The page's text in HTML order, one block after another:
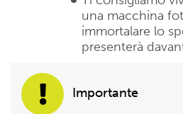
una macchina
immortalare lo
presenterà
Importante